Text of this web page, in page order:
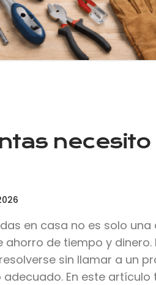
necesito
en casa no es solo una
de tiempo y dinero.
sin llamar a un
En este artículo